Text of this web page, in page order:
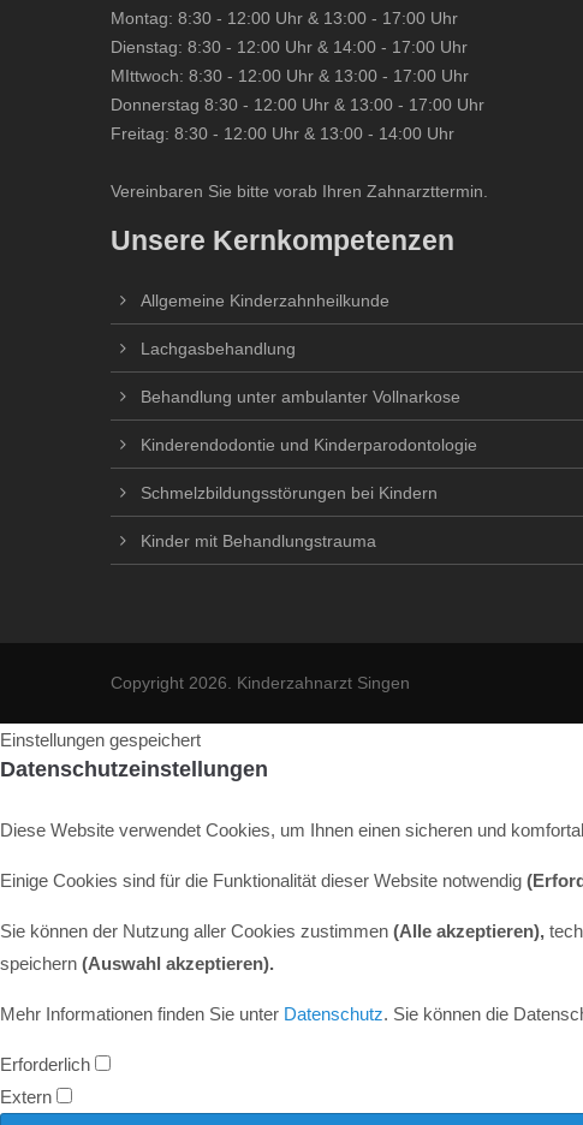
Montag: 8:30 - 12:00 Uhr & 13:00 - 17:00 Uhr
Dienstag: 8:30 - 12:00 Uhr & 14:00 - 17:00 Uhr
MIttwoch: 8:30 - 12:00 Uhr & 13:00 - 17:00 Uhr
Donnerstag 8:30 - 12:00 Uhr & 13:00 - 17:00 Uhr
Freitag: 8:30 - 12:00 Uhr & 13:00 - 14:00 Uhr
Vereinbaren Sie bitte vorab Ihren Zahnarzttermin.
Unsere Kernkompetenzen
Allgemeine Kinderzahnheilkunde
Lachgasbehandlung
Behandlung unter ambulanter Vollnarkose
Kinderendodontie und Kinderparodontologie
Schmelzbildungsstörungen bei Kindern
Kinder mit Behandlungstrauma
Copyright 2026. Kinderzahnarzt Singen
Einstellungen gespeichert
Datenschutzeinstellungen
Diese Website verwendet Cookies, um Ihnen einen sicheren und
Einige Cookies sind für die Funktionalität dieser Website notwendig
Sie können der Nutzung aller Cookies zustimmen (Alle akzeptieren),
speichern (Auswahl akzeptieren).
Mehr Informationen finden Sie unter Datenschutz. Sie können die
Erforderlich
Extern